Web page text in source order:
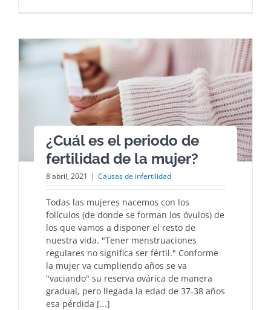
¿Cuál es el periodo de
fertilidad de la mujer?
8 abril, 2021 | Causas de infertilidad
Todas las mujeres nacemos con los
folículos (de donde se forman los óvulos) de
los que vamos a disponer el resto de
nuestra vida. "Tener menstruaciones
regulares no significa ser fértil." Conforme
la mujer va cumpliendo años se va
"vaciando" su reserva ovárica de manera
gradual, pero llegada la edad de 37-38 años
esa pérdida [...]